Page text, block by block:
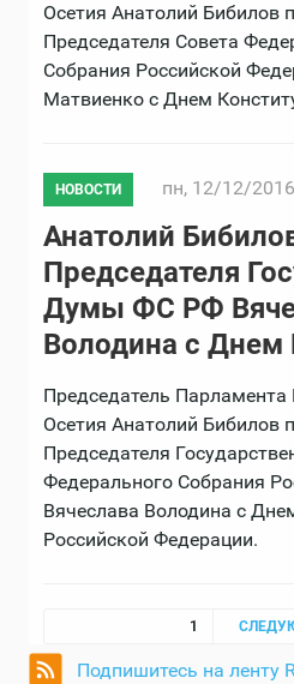
Осетия Анатолий Бибилов
Председателя Совета
Собрания Российской
Матвиенко с Днем
НОВОСТИ пн, 12/12/
Анатолий
Председателя
Думы ФС РФ
Володина с Днем
Председатель
Осетия Анатолий Бибилов
Председателя
Федерального Собрания
Вячеслава Володина с
Российской Федерации.
Страницы
1
Подпишитесь на ленту